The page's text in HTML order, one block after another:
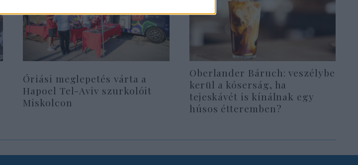
Óriási meglepetés várta a
Hapoel Tel-Aviv szurkolóit
Miskolcon
Oberlander Báruch: veszélybe
kerül a kóserság, ha
tejeskávét is kínálnak egy
húsos étteremben?